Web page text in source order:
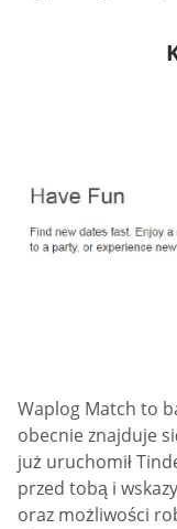
Waplog Match to
obecnie znajduje
już uruchomił
przed tobą i
oraz możliwości